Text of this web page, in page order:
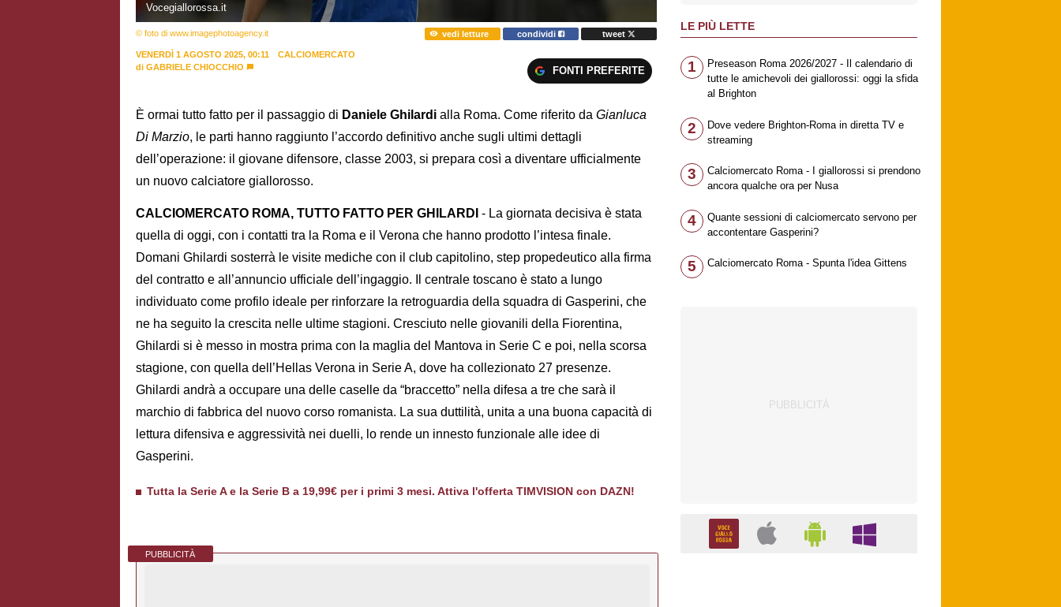
Vocegiallorossa.it
© foto di www.imagephotoagency.it vedi letture condividi tweet
VENERDÌ 1 AGOSTO 2025, 00:11
CALCIOMERCATO
di GABRIELE CHIOCCHIO FONTI PREFERITE
È ormai tutto fatto per il passaggio di Daniele Ghilardi alla Roma. Come riferito da Gianluca
Di Marzio, le parti hanno raggiunto l’accordo definitivo anche sugli ultimi dettagli
dell’operazione: il giovane difensore, classe 2003, si prepara così a diventare ufficialmente
un nuovo calciatore giallorosso.
CALCIOMERCATO ROMA, TUTTO FATTO PER GHILARDI - La giornata decisiva è stata
quella di oggi, con i contatti tra la Roma e il Verona che hanno prodotto l’intesa finale.
Domani Ghilardi sosterrà le visite mediche con il club capitolino, step propedeutico alla firma
del contratto e all’annuncio ufficiale dell’ingaggio. Il centrale toscano è stato a lungo
individuato come profilo ideale per rinforzare la retroguardia della squadra di Gasperini, che
ne ha seguito la crescita nelle ultime stagioni. Cresciuto nelle giovanili della Fiorentina,
Ghilardi si è messo in mostra prima con la maglia del Mantova in Serie C e poi, nella scorsa
stagione, con quella dell’Hellas Verona in Serie A, dove ha collezionato 27 presenze.
Ghilardi andrà a occupare una delle caselle da “braccetto” nella difesa a tre che sarà il
marchio di fabbrica del nuovo corso romanista. La sua duttilità, unita a una buona capacità di
lettura difensiva e aggressività nei duelli, lo rende un innesto funzionale alle idee di
Gasperini.
Tutta la Serie A e la Serie B a 19,99€ per i primi 3 mesi. Attiva l'offerta TIMVISION con DAZN!
PUBBLICITÀ
LE PIÙ LETTE
1
Preseason Roma 2026/2027 - Il calendario di
tutte le amichevoli dei giallorossi: oggi la sfida
al Brighton
2
Dove vedere Brighton-Roma in diretta TV e
streaming
3
Calciomercato Roma - I giallorossi si prendono
ancora qualche ora per Nusa
4
Quante sessioni di calciomercato servono per
accontentare Gasperini?
5 Calciomercato Roma - Spunta l'idea Gittens